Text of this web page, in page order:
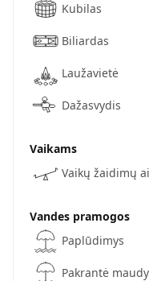
Kubilas
Biliardas
Laužavietė
Dažasvydis
Vaikams
Vaikų žaidimų
Vandes pramogos
Paplūdimys
Pakrantė